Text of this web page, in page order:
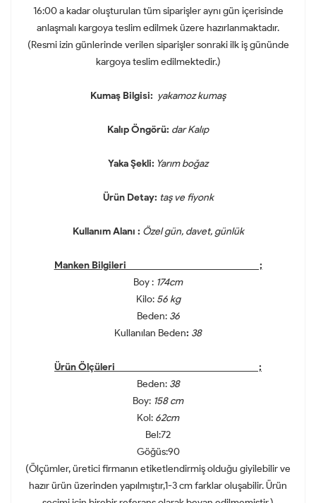
16:00 a kadar oluşturulan tüm siparişler aynı gün içerisinde
anlaşmalı kargoya teslim edilmek üzere hazırlanmaktadır.
(Resmi izin günlerinde verilen siparişler sonraki ilk iş gününde
kargoya teslim edilmektedir.)
Kumaş Bilgisi: yakamoz kumaş
Kalıp Öngörü: dar Kalıp
Yaka Şekli: Yarım boğaz
Ürün Detay: taş ve fiyonk
Kullanım Alanı : Özel gün, davet, günlük
Manken Bilgileri ;
Boy : 174cm
Kilo: 56 kg
Beden: 36
Kullanılan Beden: 38
Ürün Ölçüleri ;
Beden:38
Boy: 158 cm
Kol: 62cm
Bel:72
Göğüs:90
(Ölçümler, üretici firmanın etiketlendirmiş olduğu giyilebilir ve
hazır ürün üzerinden yapılmıştır,1-3 cm farklar oluşabilir. Ürün